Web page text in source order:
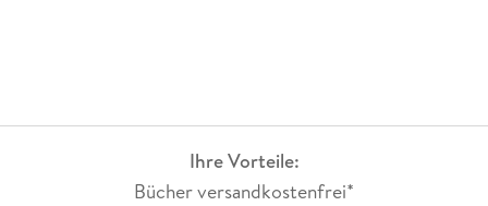
Ihre Vorteile:
Bücher versandkostenfrei*